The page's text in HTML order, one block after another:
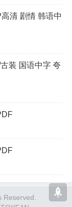
清 剧情 韩语中
装 国语中字 夸
Reserved.